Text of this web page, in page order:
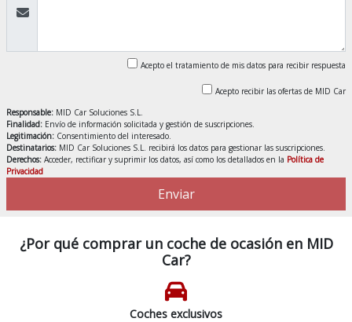
Acepto el tratamiento de mis datos para recibir respuesta
Acepto recibir las ofertas de MID Car
Responsable: MID Car Soluciones S.L.
Finalidad: Envío de información solicitada y gestión de suscripciones.
Legitimación: Consentimiento del interesado.
Destinatarios: MID Car Soluciones S.L. recibirá los datos para gestionar las suscripciones.
Derechos: Acceder, rectificar y suprimir los datos, así como los detallados en la Política de
Privacidad
Enviar
¿Por qué comprar un coche de ocasión en MID
Car?
Coches exclusivos